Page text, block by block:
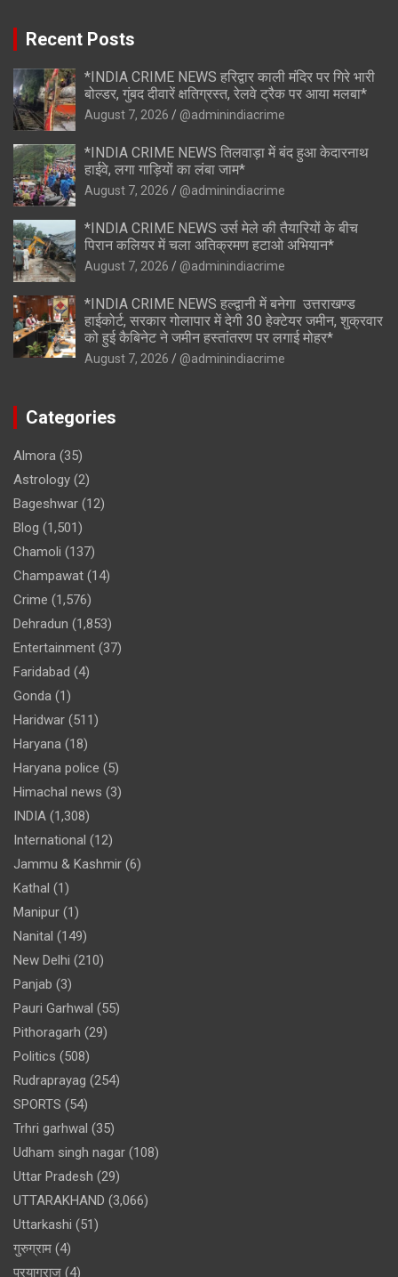
Recent Posts
*INDIA CRIME NEWS हरिद्वार काली मंदिर पर गिरे भारी
बोल्डर, गुंबद दीवारें क्षतिग्रस्त, रेलवे ट्रैक पर आया मलबा*
August 7, 2026 @adminindiacrime
*INDIA CRIME NEWS तिलवाड़ा में बंद हुआ केदारनाथ
हाईवे, लगा गाड़ियों का लंबा जाम*
August 7, 2026 @adminindiacrime
*INDIA CRIME NEWS उर्स मेले की तैयारियों के बीच
पिरान कलियर में चला अतिक्रमण हटाओ अभियान*
August 7, 2026 @adminindiacrime
*INDIA CRIME NEWS हल्द्वानी में बनेगा उत्तराखण्ड
हाईकोर्ट, सरकार गोलापार में देगी 30 हेक्टेयर जमीन, शुक्रवार
को हुई कैबिनेट ने जमीन हस्तांतरण पर लगाई मोहर*
August 7, 2026 @adminindiacrime
Categories
Almora (35)
Astrology (2)
Bageshwar (12)
Blog (1,501)
Chamoli (137)
Champawat (14)
Crime (1,576)
Dehradun (1,853)
Entertainment (37)
Faridabad (4)
Gonda (1)
Haridwar (511)
Haryana (18)
Haryana police (5)
Himachal news (3)
INDIA (1,308)
International (12)
Jammu & Kashmir (6)
Kathal (1)
Manipur (1)
Nanital (149)
New Delhi (210)
Panjab (3)
Pauri Garhwal (55)
Pithoragarh (29)
Politics (508)
Rudraprayag (254)
SPORTS (54)
Trhri garhwal (35)
Udham singh nagar (108)
Uttar Pradesh (29)
UTTARAKHAND (3,066)
Uttarkashi (51)
गुरुग्राम (4)
प्रयागराज (4)